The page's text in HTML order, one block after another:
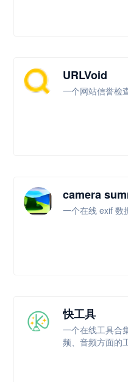
URLVoid
一个网站信誉检
camera
一个在线 exif 数
快工具
一个在线工具合
频、音频方面的